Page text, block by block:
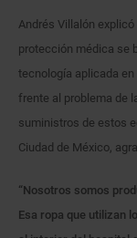
Andrés Villalón
protección médica se
tecnología aplicada
frente al problema de
suministros de estos
Ciudad de México,
“Nosotros somos
Esa ropa que utilizan